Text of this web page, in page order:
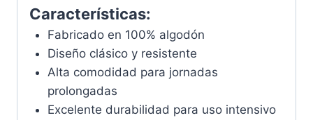
Características:
Fabricado en 100% algodón
Diseño clásico y resistente
Alta comodidad para jornadas
prolongadas
Excelente durabilidad para uso intensivo